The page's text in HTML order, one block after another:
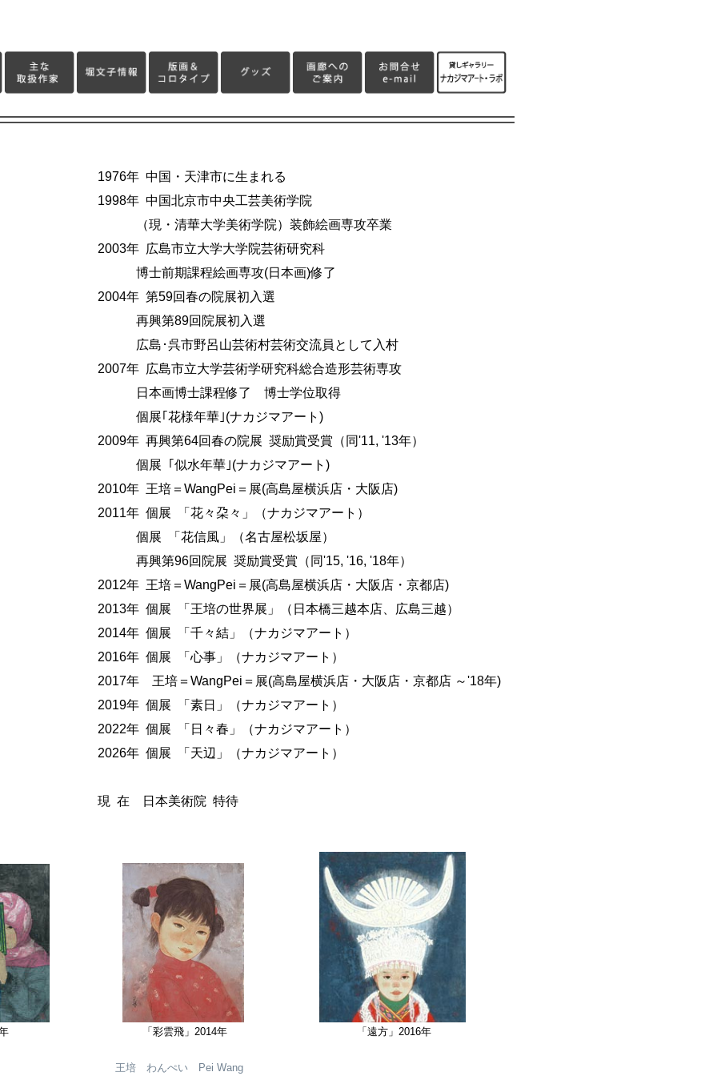
1976年 中国・天津市に生まれる
1998年 中国北京市中央工芸美術学院
（現・清華大学美術学院）装飾絵画専攻卒業
2003年 広島市立大学大学院芸術研究科
博士前期課程絵画専攻(日本画)修了
2004年 第59回春の院展初入選
再興第89回院展初入選
広島･呉市野呂山芸術村芸術交流員として入村
2007年 広島市立大学芸術学研究科総合造形芸術専攻
日本画博士課程修了 博士学位取得
個展｢花様年華｣(ナカジマアート)
2009年 再興第64回春の院展 奨励賞受賞（同'11, '13年）
個展 ｢似水年華｣(ナカジマアート)
2010年 王培＝WangPei＝展(高島屋横浜店・大阪店)
2011年 個展 「花々朶々」（ナカジマアート）
個展 「花信風」（名古屋松坂屋）
再興第96回院展 奨励賞受賞（同'15, '16, '18年）
2012年 王培＝WangPei＝展(高島屋横浜店・大阪店・京都店)
2013年 個展 「王培の世界展」（日本橋三越本店、広島三越）
2014年 個展 「千々結」（ナカジマアート）
2016年 個展 「心事」（ナカジマアート）
2017年 王培＝WangPei＝展(高島屋横浜店・大阪店・京都店 ～'18年)
2019年 個展 「素日」（ナカジマアート）
2022年 個展 「日々春」（ナカジマアート）
2026年 個展 「天辺」（ナカジマアート）
現 在 日本美術院 特待
「彩雲飛」2014年 「遠方」2016年
王培 わんぺい Pei Wang